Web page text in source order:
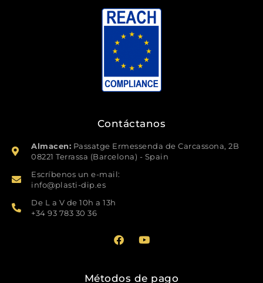
Contáctanos
Almacen: Passatge Ermessenda de Carcassona, 2B
08221 Terrassa (Barcelona) - Spain
Escríbenos un e-mail:
info@plasti-dip.es​
De L a V de 10h a 13h
+34 93 783 30 36​
F
a
b
Y
o
u
Métodos de pago